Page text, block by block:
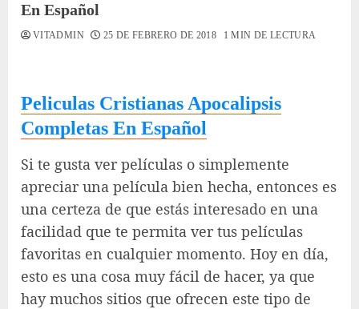
En Español
VITADMIN 25 DE FEBRERO DE 2018 1 MIN DE LECTURA
Peliculas Cristianas Apocalipsis
Completas En Español
Si te gusta ver películas o simplemente
apreciar una película bien hecha, entonces es
una certeza de que estás interesado en una
facilidad que te permita ver tus películas
favoritas en cualquier momento. Hoy en día,
esto es una cosa muy fácil de hacer, ya que
hay muchos sitios que ofrecen este tipo de